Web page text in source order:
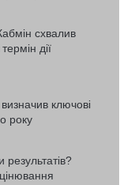
схвалив
дії
ключові
року